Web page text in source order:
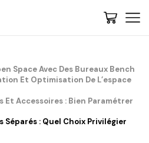
Space Avec Des Bureaux Bench
Et Optimisation De L’espace
Et Accessoires : Bien Paramétrer
Séparés : Quel Choix Privilégier